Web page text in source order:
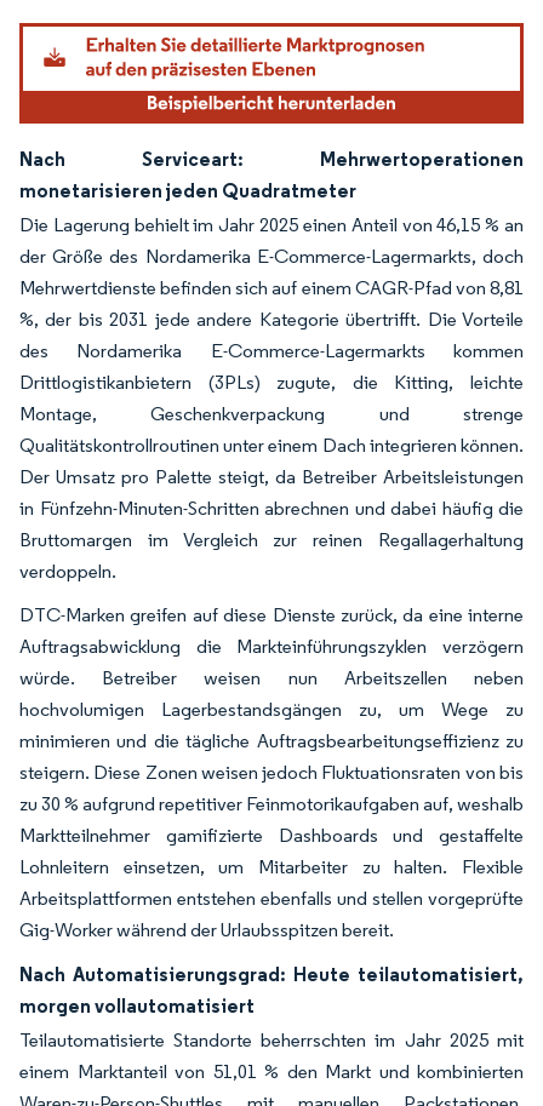
Nach Serviceart: Mehrwertoperationen
monetarisieren jeden Quadratmeter
Die Lagerung behielt im Jahr 2025 einen Anteil von 46,15 % an
der Größe des Nordamerika E-Commerce-Lagermarkts, doch
Mehrwertdienste befinden sich auf einem CAGR-Pfad von 8,81
%, der bis 2031 jede andere Kategorie übertrifft. Die Vorteile
des Nordamerika E-Commerce-Lagermarkts kommen
Drittlogistikanbietern (3PLs) zugute, die Kitting, leichte
Montage, Geschenkverpackung und strenge
Qualitätskontrollroutinen unter einem Dach integrieren können.
Der Umsatz pro Palette steigt, da Betreiber Arbeitsleistungen
in Fünfzehn-Minuten-Schritten abrechnen und dabei häufig die
Bruttomargen im Vergleich zur reinen Regallagerhaltung
verdoppeln.
DTC-Marken greifen auf diese Dienste zurück, da eine interne
Auftragsabwicklung die Markteinführungszyklen verzögern
würde. Betreiber weisen nun Arbeitszellen neben
hochvolumigen Lagerbestandsgängen zu, um Wege zu
minimieren und die tägliche Auftragsbearbeitungseffizienz zu
steigern. Diese Zonen weisen jedoch Fluktuationsraten von bis
zu 30 % aufgrund repetitiver Feinmotorikaufgaben auf, weshalb
Marktteilnehmer gamifizierte Dashboards und gestaffelte
Lohnleitern einsetzen, um Mitarbeiter zu halten. Flexible
Arbeitsplattformen entstehen ebenfalls und stellen vorgeprüfte
Gig-Worker während der Urlaubsspitzen bereit.
Nach Automatisierungsgrad: Heute teilautomatisiert,
morgen vollautomatisiert
Teilautomatisierte Standorte beherrschten im Jahr 2025 mit
einem Marktanteil von 51,01 % den Markt und kombinierten